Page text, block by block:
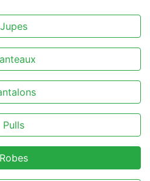
Jupes
Pulls
Robes